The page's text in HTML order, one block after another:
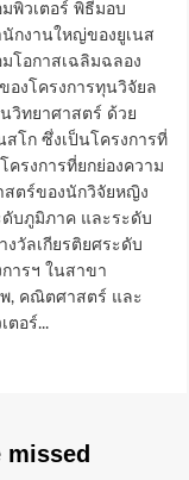
พิวเตอร์ พิธีมอบ
กงานใหญ่ของยูเนส
โอกาสเฉลิมฉลอง
องโครงการทุนวิจัยล
วิทยาศาสตร์ ด้วย
สโก ซึ่งเป็นโครงการที่
ครงการที่ยกย่องความ
สตร์ของนักวิจัยหญิง
ดับภูมิภาค และระดับ
วัลเกียรติยศระดับ
ารฯ ในสาขา
, คณิตศาสตร์ และ
ตอร์...
missed